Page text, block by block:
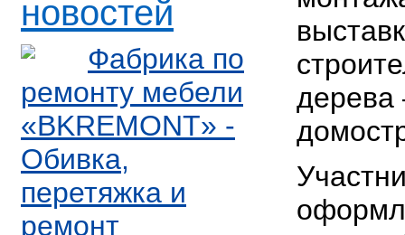
новостей
Фабрика по
ремонту мебели
«BKREMONT» -
Обивка,
перетяжка и
ремонт
дерева